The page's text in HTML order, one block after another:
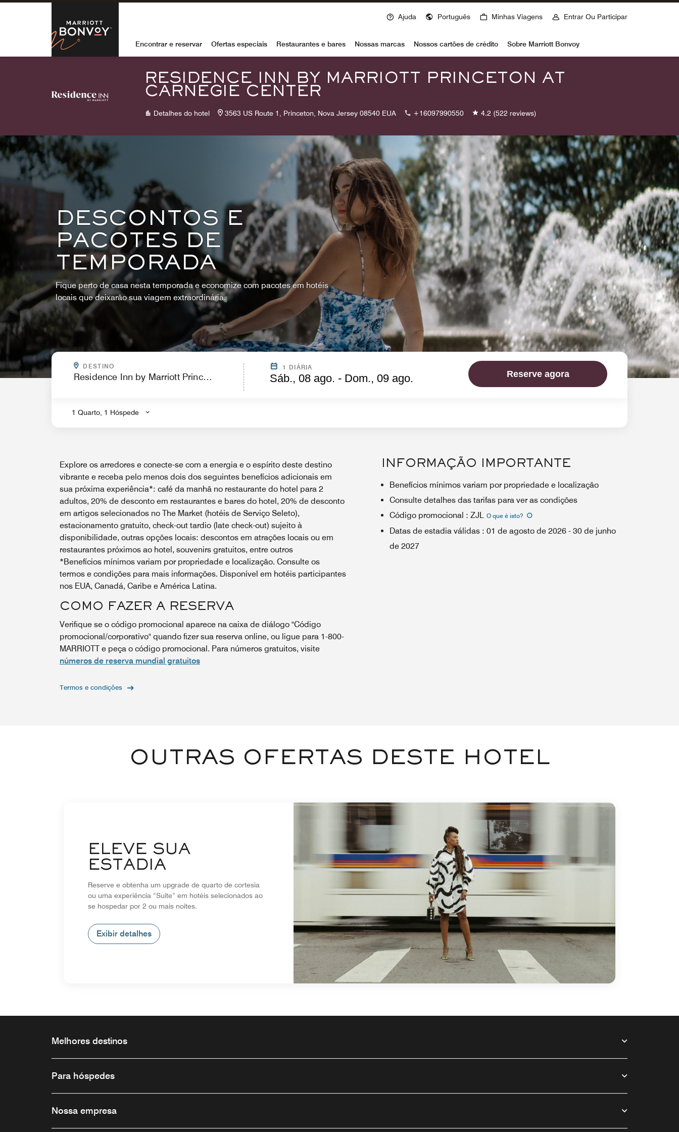
Skip to Content
Marriott Bonvoy
Ajuda Português Minhas Viagens Entrar Ou Participar
Encontrar e reservar Ofertas especiais Restaurantes e bares Nossas marcas Nossos cartões de crédito Sobre Marriott Bonvoy
RESIDENCE INN BY MARRIOTT PRINCETON AT
CARNEGIE CENTER
Detalhes do hotel 3563 US Route 1, Princeton, Nova Jersey 08540 EUA +16097990550 4.2 (522 reviews)
DESCONTOS E
PACOTES DE
TEMPORADA
Fique perto de casa nesta temporada e economize com pacotes em hotéis
locais que deixarão sua viagem extraordinária.
DESTINO
.
1 DIÁRIA
Sáb., 08 ago. - Dom., 09 ago.
1 Quarto, 1 Hóspede
Reserve agora
Explore os arredores e conecte-se com a energia e o espírito deste destino
vibrante e receba pelo menos dois dos seguintes benefícios adicionais em
sua próxima experiência*: café da manhã no restaurante do hotel para 2
adultos, 20% de desconto em restaurantes e bares do hotel, 20% de desconto
em artigos selecionados no The Market (hotéis de Serviço Seleto),
estacionamento gratuito, check-out tardio (late check-out) sujeito à
disponibilidade, outras opções locais: descontos em atrações locais ou em
restaurantes próximos ao hotel, souvenirs gratuitos, entre outros
*Benefícios mínimos variam por propriedade e localização. Consulte os
termos e condições para mais informações. Disponível em hotéis participantes
nos EUA, Canadá, Caribe e América Latina.
COMO FAZER A RESERVA
Verifique se o código promocional aparece na caixa de diálogo "Código
promocional/corporativo" quando fizer sua reserva online, ou ligue para 1-800-
MARRIOTT e peça o código promocional. Para números gratuitos, visite
números de reserva mundial gratuitos
Termos e condições
INFORMAÇÃO IMPORTANTE
Benefícios mínimos variam por propriedade e localização
Consulte detalhes das tarifas para ver as condições
Código promocional : ZJL O que é isto?
Datas de estadia válidas : 01 de agosto de 2026 - 30 de junho
de 2027
OUTRAS OFERTAS DESTE HOTEL
ELEVE SUA
ESTADIA
Reserve e obtenha um upgrade de quarto de cortesia
ou uma experiência “Suite” em hotéis selecionados ao
se hospedar por 2 ou mais noites.
Exibir detalhes
Melhores destinos
Para hóspedes
Nossa empresa